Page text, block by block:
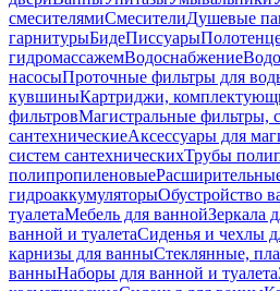
смесителямиСмесителиДушевые
гарнитурыБидеПиссуары
гидромассажемВодоснабжение
насосыПроточные фильтры для
кувшиныКартриджи,
фильтровМагистральные фильтры,
сантехническиеАксессуары для
систем сантехническихТрубы
полипропиленовые
гидроаккумуляторыОбустройство
туалетаМебель для ваннойЗеркала
ванной и туалетаСиденья и чехлы
карнизы для ванныСтеклянные,
ванныНаборы для ванной и туалета